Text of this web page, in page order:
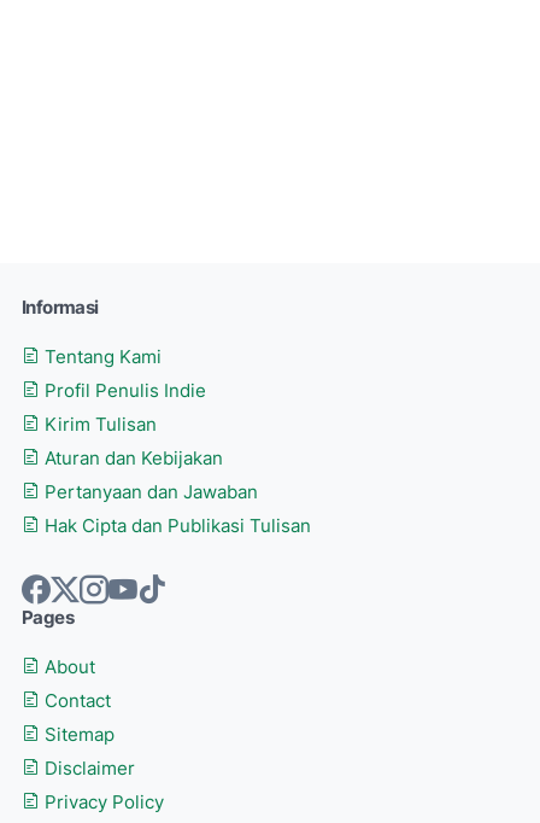
Informasi
Tentang Kami
Profil Penulis Indie
Kirim Tulisan
Aturan dan Kebijakan
Pertanyaan dan Jawaban
Hak Cipta dan Publikasi Tulisan
Pages
About
Contact
Sitemap
Disclaimer
Privacy Policy